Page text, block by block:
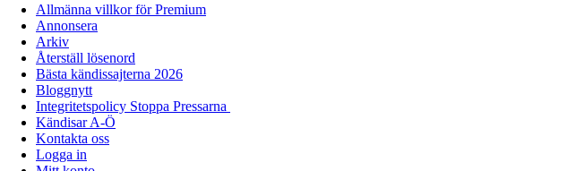
Allmänna villkor för Premium
Annonsera
Arkiv
Återställ lösenord
Bästa kändissajterna 2026
Bloggnytt
Integritetspolicy Stoppa Pressarna
Kändisar A-Ö
Kontakta oss
Logga in